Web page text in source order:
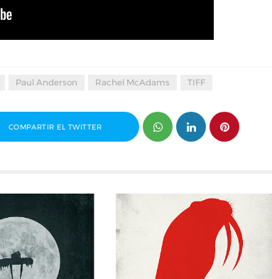
Paul Anderson Rachel McAdams TIFF
COMPARTIR EL TWITTER